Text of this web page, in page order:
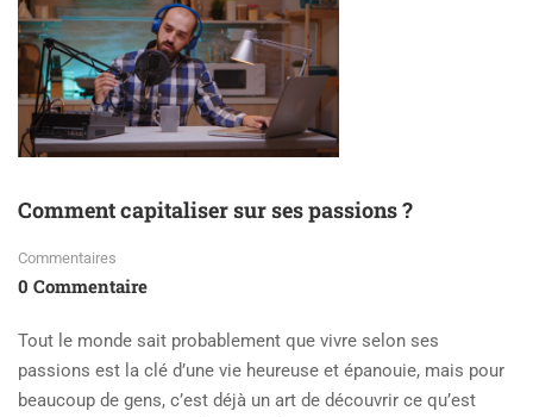
Comment capitaliser sur ses passions ?
Commentaires
0 Commentaire
Tout le monde sait probablement que vivre selon ses
passions est la clé d’une vie heureuse et épanouie, mais pour
beaucoup de gens, c’est déjà un art de découvrir ce qu’est